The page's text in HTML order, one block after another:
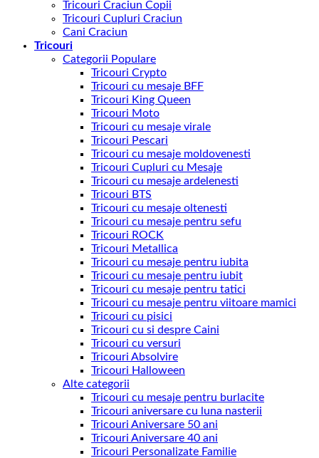
Tricouri Craciun Copii
Tricouri Cupluri Craciun
Cani Craciun
Tricouri
Categorii Populare
Tricouri Crypto
Tricouri cu mesaje BFF
Tricouri King Queen
Tricouri Moto
Tricouri cu mesaje virale
Tricouri Pescari
Tricouri cu mesaje moldovenesti
Tricouri Cupluri cu Mesaje
Tricouri cu mesaje ardelenesti
Tricouri BTS
Tricouri cu mesaje oltenesti
Tricouri cu mesaje pentru sefu
Tricouri ROCK
Tricouri Metallica
Tricouri cu mesaje pentru iubita
Tricouri cu mesaje pentru iubit
Tricouri cu mesaje pentru tatici
Tricouri cu mesaje pentru viitoare mamici
Tricouri cu pisici
Tricouri cu si despre Caini
Tricouri cu versuri
Tricouri Absolvire
Tricouri Halloween
Alte categorii
Tricouri cu mesaje pentru burlacite
Tricouri aniversare cu luna nasterii
Tricouri Aniversare 50 ani
Tricouri Aniversare 40 ani
Tricouri Personalizate Familie